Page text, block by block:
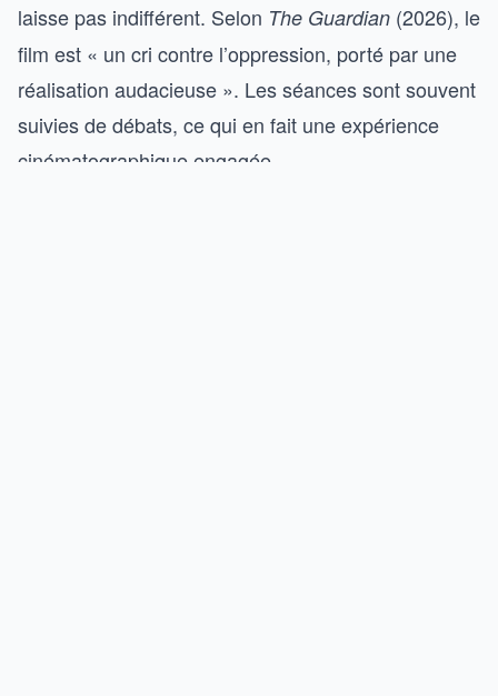
laisse pas indifférent. Selon The Guardian (2026), le
film est « un cri contre l’oppression, porté par une
réalisation audacieuse ». Les séances sont souvent
suivies de débats, ce qui en fait une expérience
cinématographique engagée.